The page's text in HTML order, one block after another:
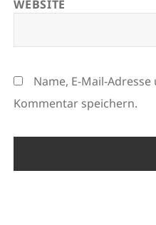
WEBSITE
Name, E-Mail-
Kommentar speichern.